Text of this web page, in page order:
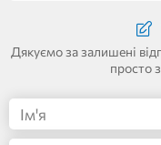
Дякуємо за залишені
просто